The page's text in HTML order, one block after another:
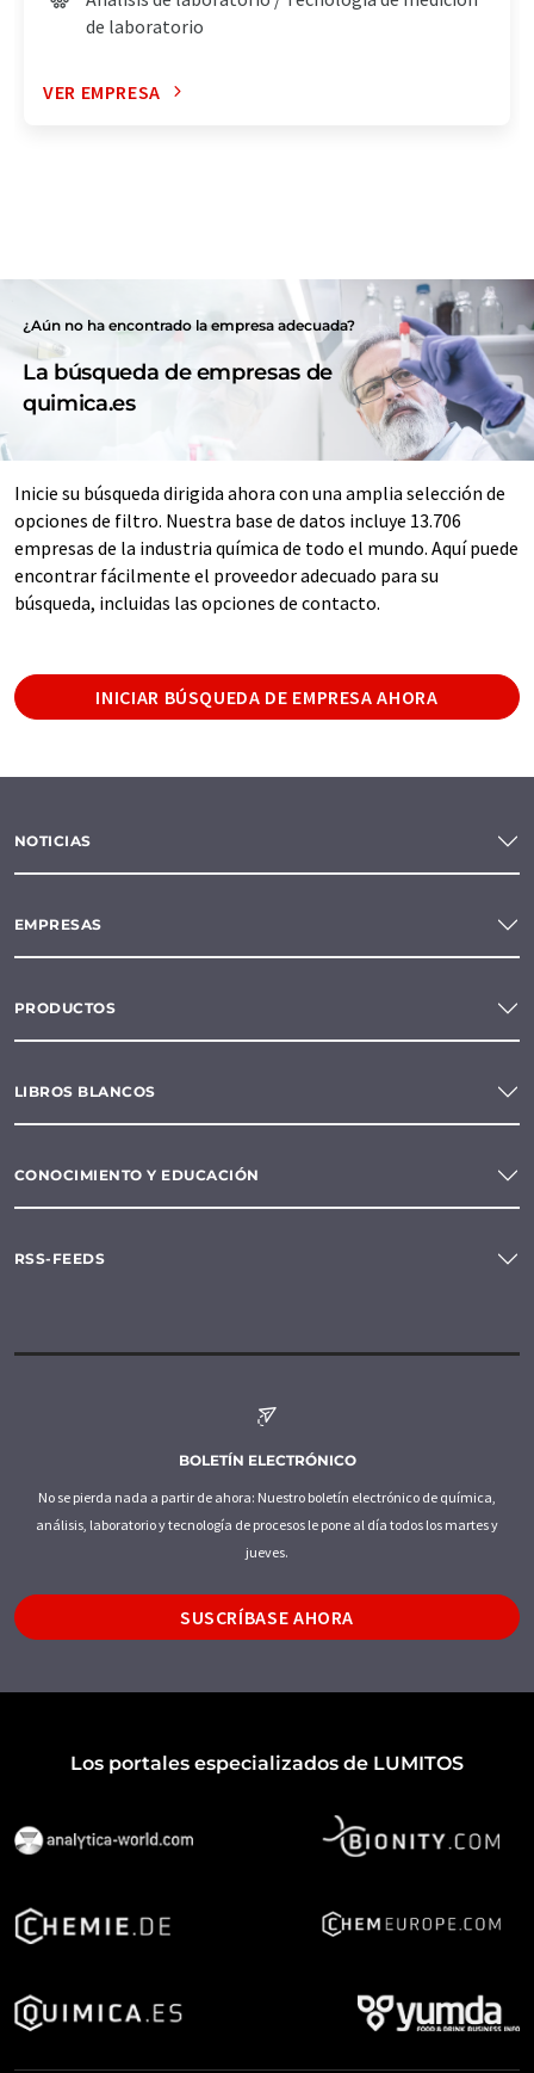
de laboratorio
VER EMPRESA
¿Aún no ha encontrado la empresa adecuada?
La búsqueda de empresas de
quimica.es
Inicie su búsqueda dirigida ahora con una amplia selección de
opciones de filtro. Nuestra base de datos incluye 13.706
empresas de la industria química de todo el mundo. Aquí puede
encontrar fácilmente el proveedor adecuado para su
búsqueda, incluidas las opciones de contacto.
INICIAR BÚSQUEDA DE EMPRESA AHORA
NOTICIAS
EMPRESAS
PRODUCTOS
LIBROS BLANCOS
CONOCIMIENTO Y EDUCACIÓN
RSS-FEEDS
BOLETÍN ELECTRÓNICO
No se pierda nada a partir de ahora: Nuestro boletín electrónico de química,
análisis, laboratorio y tecnología de procesos le pone al día todos los martes y
jueves.
SUSCRÍBASE AHORA
Los portales especializados de LUMITOS